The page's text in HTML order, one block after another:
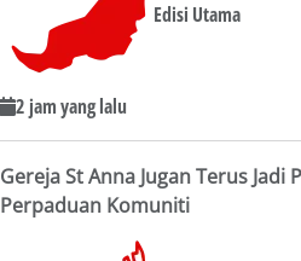
Edisi Utama
2 jam yang lalu
Gereja St Anna Jugan Terus Jadi
Perpaduan Komuniti